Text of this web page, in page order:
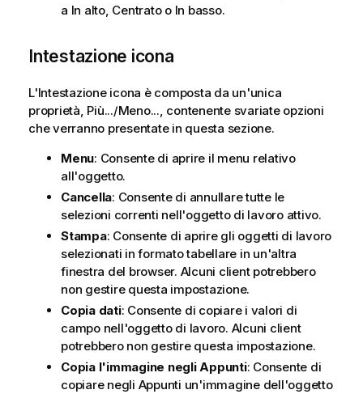
a In alto, Centrato o In basso.
Intestazione icona
L'Intestazione icona è composta da un'unica
proprietà, Più.../Meno..., contenente svariate opzioni
che verranno presentate in questa sezione.
Menu: Consente di aprire il menu relativo
all'oggetto.
Cancella: Consente di annullare tutte le
selezioni correnti nell'oggetto di lavoro attivo.
Stampa: Consente di aprire gli oggetti di lavoro
selezionati in formato tabellare in un'altra
finestra del browser. Alcuni client potrebbero
non gestire questa impostazione.
Copia dati: Consente di copiare i valori di
campo nell'oggetto di lavoro. Alcuni client
potrebbero non gestire questa impostazione.
Copia l'immagine negli Appunti: Consente di
copiare negli Appunti un'immagine dell'oggetto